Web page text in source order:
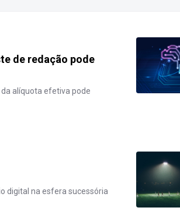
de redação pode
alíquota efetiva pode
digital na esfera sucessória